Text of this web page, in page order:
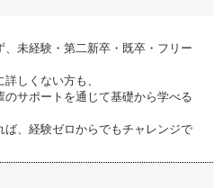
未経験・第二新卒・既卒・フリー
しくない方も、
のサポートを通じて基礎から学べる
ば、経験ゼロからでもチャレンジで